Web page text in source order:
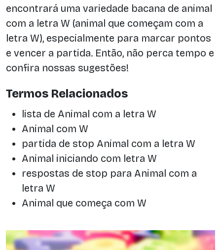
encontrará uma variedade bacana de animal
com a letra W (animal que começam com a
letra W), especialmente para marcar pontos
e vencer a partida. Então, não perca tempo e
confira nossas sugestões!
Termos Relacionados
lista de Animal com a letra W
Animal com W
partida de stop Animal com a letra W
Animal iniciando com letra W
respostas de stop para Animal com a
letra W
Animal que começa com W